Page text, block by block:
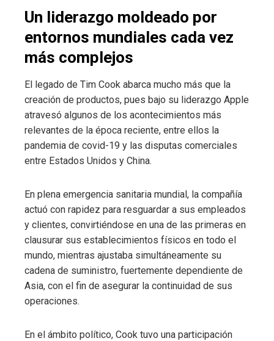
Un liderazgo moldeado por
entornos mundiales cada vez
más complejos
El legado de Tim Cook abarca mucho más que la
creación de productos, pues bajo su liderazgo Apple
atravesó algunos de los acontecimientos más
relevantes de la época reciente, entre ellos la
pandemia de covid-19 y las disputas comerciales
entre Estados Unidos y China.
En plena emergencia sanitaria mundial, la compañía
actuó con rapidez para resguardar a sus empleados
y clientes, convirtiéndose en una de las primeras en
clausurar sus establecimientos físicos en todo el
mundo, mientras ajustaba simultáneamente su
cadena de suministro, fuertemente dependiente de
Asia, con el fin de asegurar la continuidad de sus
operaciones.
En el ámbito político, Cook tuvo una participación